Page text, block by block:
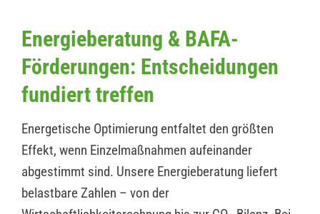
Energieberatung & BAFA-
Förderungen: Entscheidungen
fundiert treffen
Energetische Optimierung entfaltet den größten
Effekt, wenn Einzelmaßnahmen aufeinander
abgestimmt sind. Unsere Energieberatung liefert
belastbare Zahlen – von der